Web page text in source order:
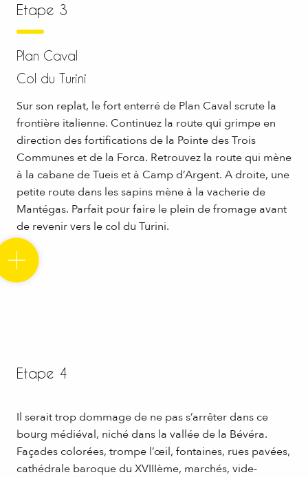
Etape 3
Plan Caval
Col du Turini
Sur son replat, le fort enterré de Plan Caval scrute la
frontière italienne. Continuez la route qui grimpe en
direction des fortifications de la Pointe des Trois
Communes et de la Forca. Retrouvez la route qui mène
à la cabane de Tueis et à Camp d’Argent. A droite, une
petite route dans les sapins mène à la vacherie de
Mantégas. Parfait pour faire le plein de fromage avant
de revenir vers le col du Turini.
Etape 4
Il serait trop dommage de ne pas s’arrêter dans ce
bourg médiéval, niché dans la vallée de la Bévéra.
Façades colorées, trompe l’œil, fontaines, rues pavées,
cathédrale baroque du XVIIIème, marchés, vide-